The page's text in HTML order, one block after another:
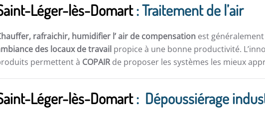
Léger-lès-Domart: Traitement de l’air
rafraichir, humidifier l’ air de compensation est
des locaux de travail propice à une bonne productivité.
permettent à COPAIRde proposer les systèmes les mieux
Léger-lès-Domart: Dépoussiérage